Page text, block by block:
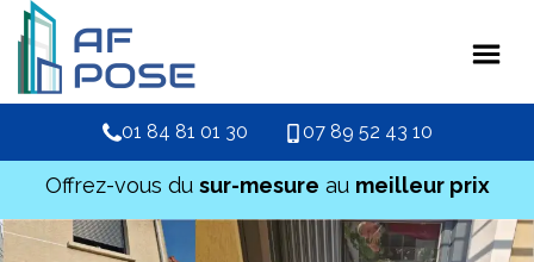
01 84 81 01 30 07 89 52 43 10
Offrez-vous du sur-mesure au meilleur prix